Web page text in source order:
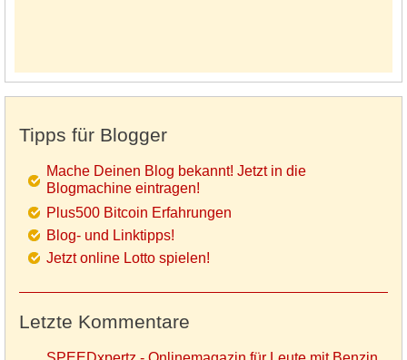
Tipps für Blogger
Mache Deinen Blog bekannt! Jetzt in die
Blogmachine eintragen!
Plus500 Bitcoin Erfahrungen
Blog- und Linktipps!
Jetzt online Lotto spielen!
Letzte Kommentare